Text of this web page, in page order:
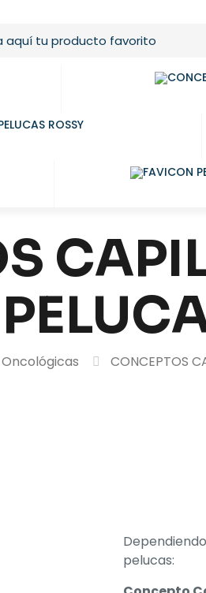
CONCEPTOS
pelucas: